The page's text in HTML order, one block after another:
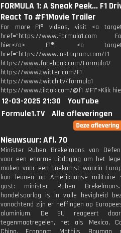
FORMULA 1: A Sneak Peek... F1
React To #F1Movie Trailer
For more F1® videos, visit <a
href="https://www.Formula1.com
hier</a> F1®: <a
href="https://www.instagram.com/F1
https://www.facebook.com/Formula1/
https://www.twitter.com/F1
https://www.twitch.tv/formula1
https://www.tiktok.com/@f1 #F1">Klik
12-03-2025 21:30
YouTube
Formule1.TV
Alle afleveringen
Nieuwsuur: Afl. 70
Minister Ruben Brekelmans van
voor een enorme uitdaging om het
maken voor een toekomst waarin
kan leunen op Amerikaanse militaire
gast: minister Ruben
handelsoorlog is in volle hevigheid
vanochtend zijn er heffingen op
aluminium. De EU reageert
tegenmaatregelen, net als Mexico,